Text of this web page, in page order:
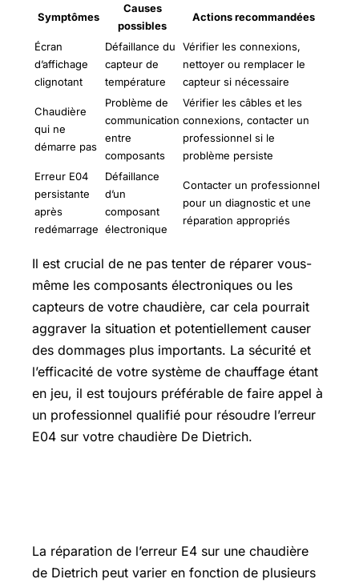
Symptômes
Causes
possibles
Actions recommandées
Écran
d’affichage
clignotant
Défaillance du
capteur de
température
Vérifier les connexions,
nettoyer ou remplacer le
capteur si nécessaire
Chaudière
qui ne
démarre pas
Problème de
communication
entre
composants
Vérifier les câbles et les
connexions, contacter un
professionnel si le
problème persiste
Erreur E04
persistante
après
redémarrage
Défaillance
d’un
composant
électronique
Contacter un professionnel
pour un diagnostic et une
réparation appropriés
Il est crucial de ne pas tenter de réparer vous-
même les composants électroniques ou les
capteurs de votre chaudière, car cela pourrait
aggraver la situation et potentiellement causer
des dommages plus importants. La sécurité et
l’efficacité de votre système de chauffage étant
en jeu, il est toujours préférable de faire appel à
un professionnel qualifié pour résoudre l’erreur
E04 sur votre chaudière De Dietrich.
La réparation de l’erreur E4 sur une chaudière
de Dietrich peut varier en fonction de plusieurs